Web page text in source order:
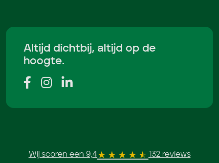
Altijd dichtbij, altijd op de
hoogte.
Wij scoren een 9,4 132 reviews